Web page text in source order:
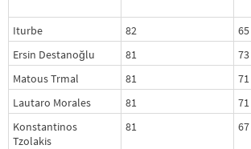
Iturbe 82 65
Ersin Destanoğlu
81 73
Matous Trmal
81 71
Lautaro Morales
81 71
Konstantinos
Tzolakis
81 67